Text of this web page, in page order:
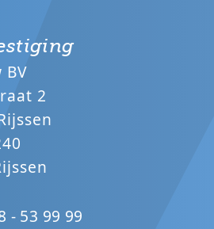
BV
2
- 53 99 99